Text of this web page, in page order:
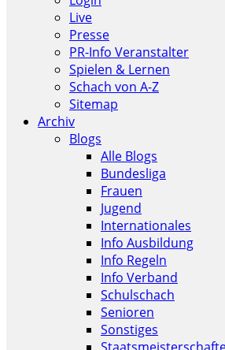
Live
Presse
PR-Info Veranstalter
Spielen & Lernen
Schach von A-Z
Sitemap
Archiv
Blogs
Alle Blogs
Bundesliga
Frauen
Jugend
Internationales
Info Ausbildung
Info Regeln
Info Verband
Schulschach
Senioren
Sonstiges